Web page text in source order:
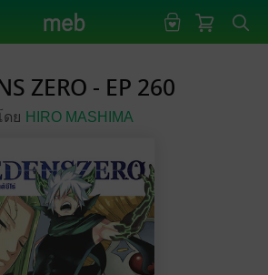
ZERO - EP 260
ดย HIRO MASHIMA